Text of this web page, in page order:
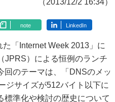
（2013/12/2 16:34）
note LinkedIn
「Internet Week 2013」に
JPRS）による恒例のランチ
回のテーマは、「DNSのメッ
ジサイズが512バイト以下に
準化や検討の歴史について